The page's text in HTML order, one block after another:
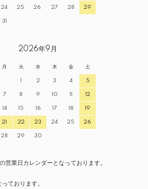
24 25 26 27 28 29
31
2026年9月
月 火 水 木 金 土
1 2 3 4 5
7 8 9 10 11 12
14 15 16 17 18 19
21 22 23 24 25 26
28 29 30
営業日カレンダーとなっております。
ております。